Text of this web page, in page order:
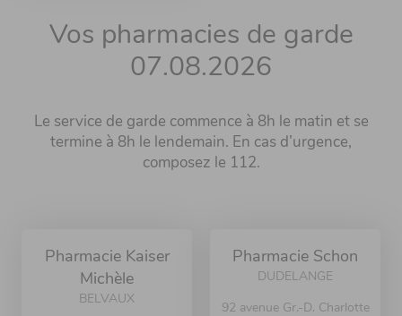
Vos pharmacies de garde
07.08.2026
Le service de garde commence à 8h le matin et se
termine à 8h le lendemain. En cas d’urgence,
composez le 112.
Pharmacie Kaiser
Michèle
BELVAUX
Pharmacie Schon
DUDELANGE
92 avenue Gr.-D. Charlotte